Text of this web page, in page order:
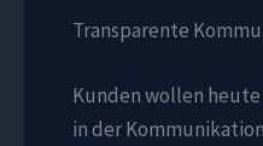
Transparente
Kunden wollen
in der